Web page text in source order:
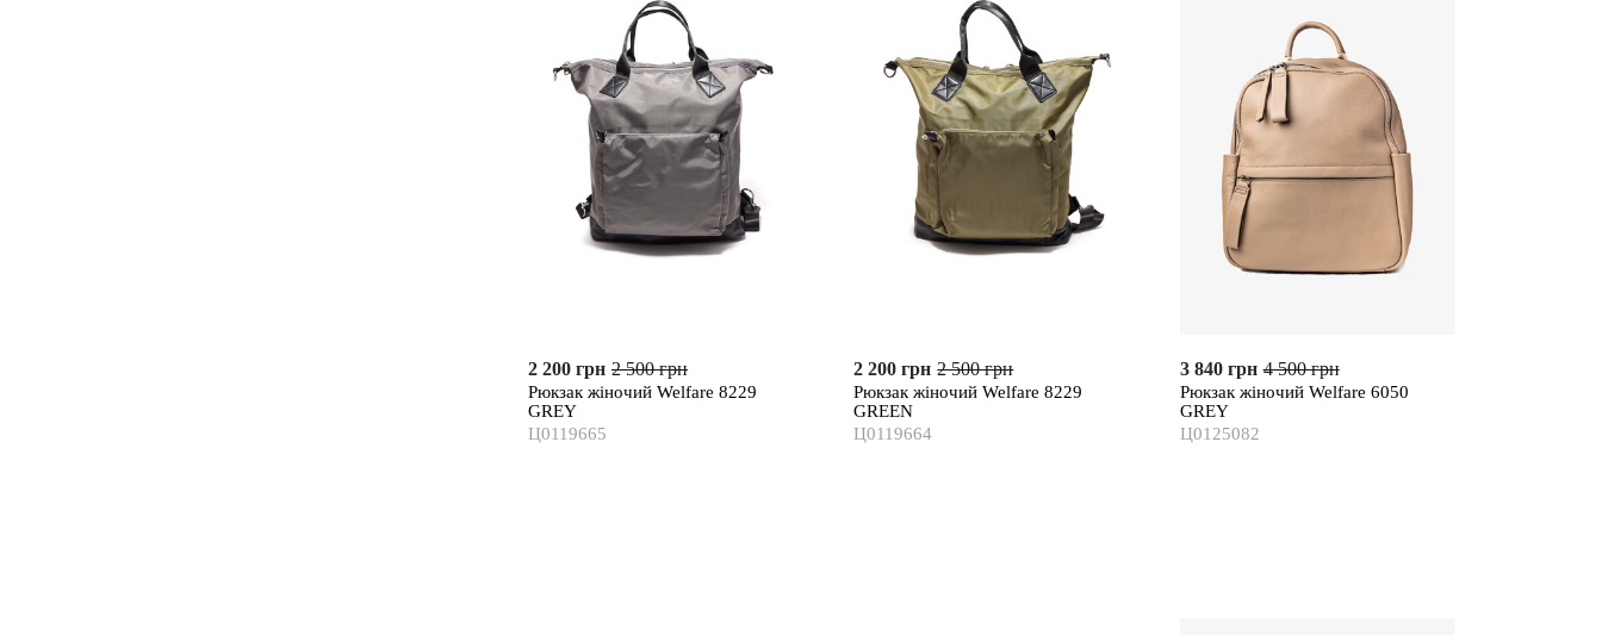
2 200 грн 2 500 грн
Рюкзак жіночий Welfare 8229
GREY
Ц0119665
2 200 грн 2 500 грн
Рюкзак жіночий Welfare 8229
GREEN
Ц0119664
3 840 грн 4 500 грн
Рюкзак жіночий Welfare 6050
GREY
Ц0125082